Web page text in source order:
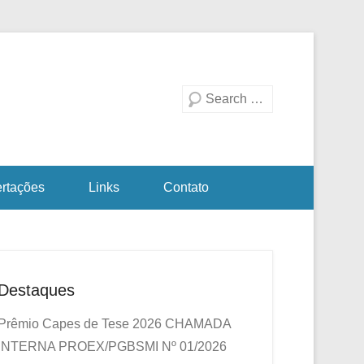
Investigativa
Pesquisa
Links Contato
Prêmio Capes de Tese 2026 CHAMADA
INTERNA PROEX/PGBSMI Nº 01/2026